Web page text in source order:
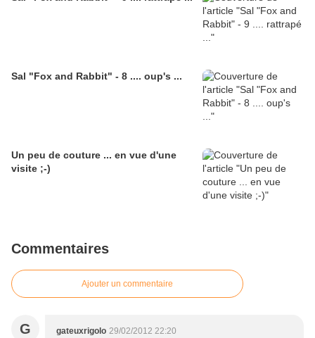
Sal "Fox and Rabbit" - 8 .... oup's ...
Un peu de couture ... en vue d'une
visite ;-)
Commentaires
Ajouter un commentaire
G gateuxrigolo 29/02/2012 22:20